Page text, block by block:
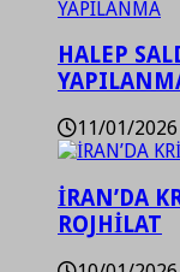
HALEP
11/01/2026
İRAN’DA
ROJHİLAT